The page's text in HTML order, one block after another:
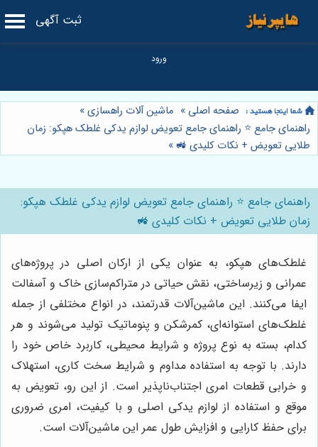
ثبت آگهی
صفحه اصلی » ماشین آلات راهسازی»
راهنمای جامع ⭐️ راهنمای جامع تعویض لوازم یدکی غلطک هپکو: زمان
طلایی تعویض + نکات کلیدی 🚜 »
راهنمای جامع ⭐️ راهنمای جامع تعویض لوازم یدکی غلطک هپکو:
زمان طلایی تعویض + نکات کلیدی 🚜
غلطک‌های هپکو، به عنوان یکی از ارکان اصلی در پروژه‌های
عمرانی و زیرساختی، نقش حیاتی در متراکم‌سازی خاک و آسفالت
ایفا می‌کنند. این ماشین‌آلات قدرتمند، در انواع مختلفی از جمله
غلطک‌های استوانه‌ای، کمرشکن و پنوماتیک تولید می‌شوند و هر
کدام، بسته به نوع پروژه و شرایط محیطی، کاربرد خاص خود را
دارند. با توجه به استفاده مداوم و شرایط سخت کاری، استهلاک
و خرابی قطعات امری اجتناب‌ناپذیر است. از این رو، تعویض به
موقع و استفاده از لوازم یدکی اصلی و با کیفیت، امری ضروری
برای حفظ کارایی و افزایش طول عمر این ماشین‌آلات است.